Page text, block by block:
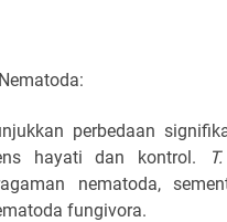
perbedaan
hayati dan kontrol.
nematoda,
fungivora.